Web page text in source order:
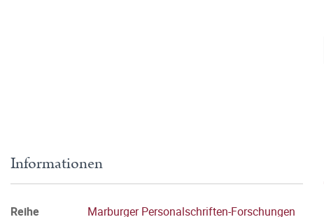
Informationen
Reihe
Marburger Personalschriften-Forschungen